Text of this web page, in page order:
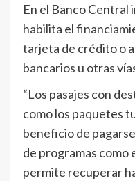
En el Banco Central
habilita el
tarjeta de crédito o
bancarios u otras
“Los pasajes con
como los paquetes
beneficio de
de programas como
permite recuperar